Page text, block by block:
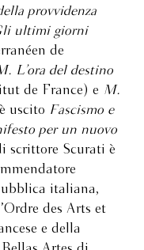
provvidenza
ultimi giorni
de
L’ora del destino
de France) e M.
uscito Fascismo e
per un nuovo
scrittore Scurati è
italiana,
des Arts et
e della